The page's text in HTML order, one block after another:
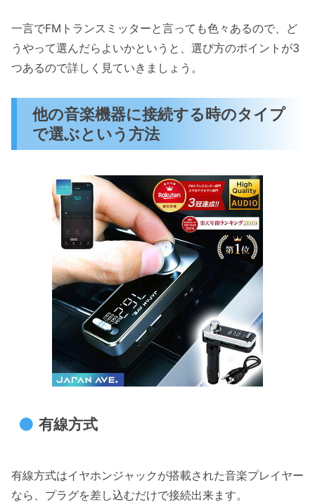
一言でFMトランスミッターと言っても色々あるので、ど
うやって選んだらよいかというと、選び方のポイントが3
つあるので詳しく見ていきましょう。
他の音楽機器に接続する時のタイプ
で選ぶという方法
有線方式
有線方式はイヤホンジャックが搭載された音楽プレイヤー
なら、プラグを差し込むだけで接続出来ます。